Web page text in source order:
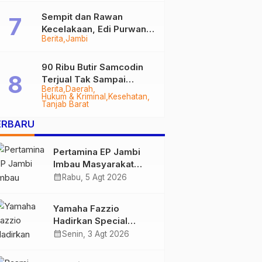
Berita Jambi
Sempit dan Rawan
Kecelakaan, Edi Purwanto
Targetkan Jalan Lintas
2028
Berita Daerah
Hukum & Kriminal
Kesehatan
Tanjab Barat
90 Ribu Butir Samcodin
Terjual Tak Sampai
Setahun, Indra Safari
Desak Audit Menyeluruh
Pertamina EP Jambi
Imbau Masyarakat
Tidak Beraktivitas di
Bersama
calendar_month Rabu, 5 Agt 2026
Yamaha Fazzio
Hadirkan Special
Edition Sunset Blue,
calendar_monthSenin, 3 Agt 2026